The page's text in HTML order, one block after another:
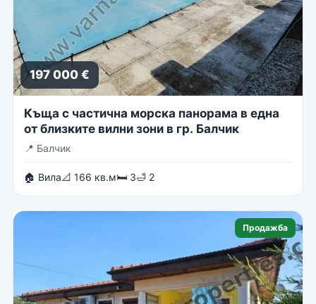
197 000 €
Къща с частична морска панорама в една
от близките вилни зони в гр. Балчик
📍 Балчик
🏠 Вила📐 166 кв.м🛏 3🛁 2
Продажба